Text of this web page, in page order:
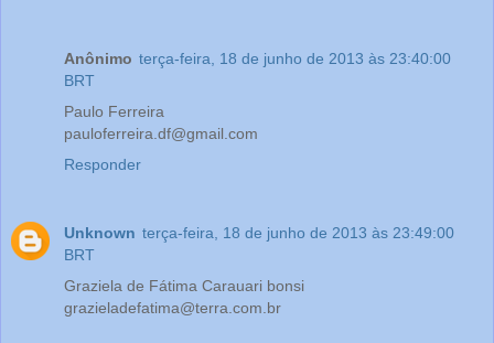
Anônimo terça-feira, 18 de junho de 2013 às 23:40:00
BRT
Paulo Ferreira
pauloferreira.df@gmail.com
Responder
Unknown terça-feira, 18 de junho de 2013 às 23:49:00
BRT
Graziela de Fátima Carauari bonsi
grazieladefatima@terra.com.br